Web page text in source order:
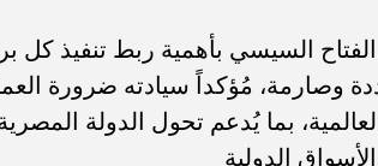
السيسي بأهمية ربط تنفيذ كل
وصارمة، مُؤكداً سيادته ضرورة
بما يُدعم تحول الدولة
الدولية